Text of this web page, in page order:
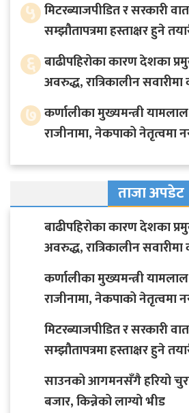
५ मिटरब्याजपीडित र सरकारी
सम्झौतापत्रमा हस्ताक्षर हुने
६ बाढीपहिरोका कारण देशका
अवरुद्ध, रात्रिकालीन
७ कर्णालीका मुख्यमन्त्री
राजीनामा, नेकपाको नेतृत्वमा
ताजा अपडेट
बाढीपहिरोका कारण देशका
अवरुद्ध, रात्रिकालीन
कर्णालीका मुख्यमन्त्री
राजीनामा, नेकपाको नेतृत्वमा
मिटरब्याजपीडित र सरकारी
सम्झौतापत्रमा हस्ताक्षर हुने
साउनको आगमनसँगै हरियो
बजार, किन्नेको लाग्यो भीड